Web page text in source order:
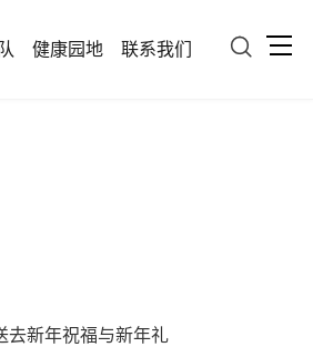

健康园地 联系我们
去新年祝福与新年礼